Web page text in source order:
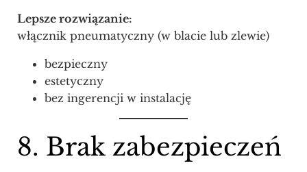
Lepsze rozwiązanie:
włącznik pneumatyczny (w blacie lub zlewie)
bezpieczny
estetyczny
bez ingerencji w instalację
8. Brak zabezpieczeń